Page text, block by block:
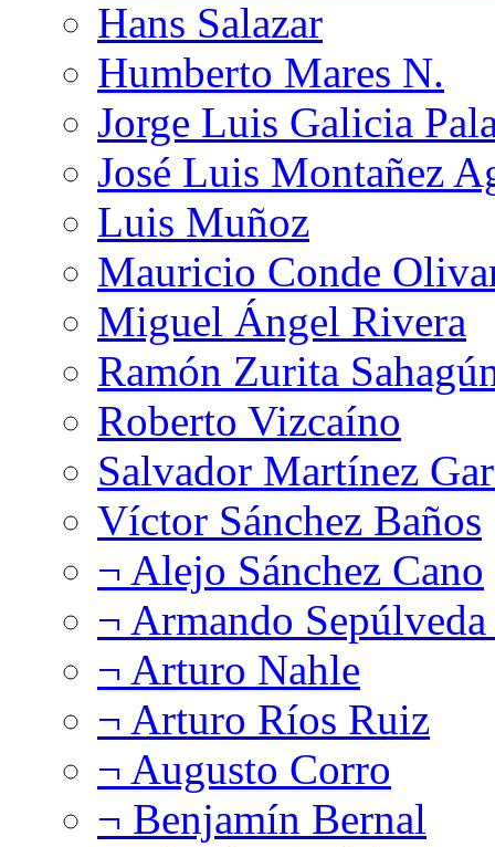
Hans Salazar
Humberto Mares N.
Jorge Luis Galicia
José Luis Montañez
Luis Muñoz
Mauricio Conde
Miguel Ángel Rivera
Ramón Zurita
Roberto Vizcaíno
Salvador Martínez
Víctor Sánchez Baños
¬ Alejo Sánchez Cano
¬ Armando
¬ Arturo Nahle
¬ Arturo Ríos Ruiz
¬ Augusto Corro
¬ Benjamín Bernal